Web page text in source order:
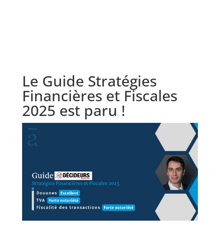
Le Guide Stratégies
Financières et Fiscales
2025 est paru !